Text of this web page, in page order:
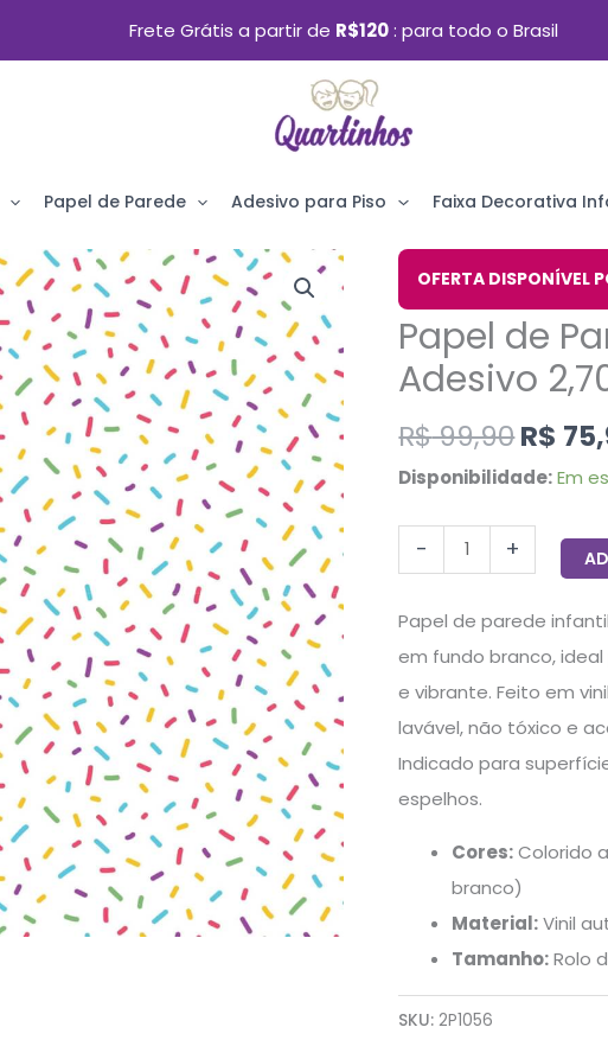
Frete Grátis a partir de R$120 para todo o Brasil
Papel de Parede Adesivo para Piso Faixa Decorativa
OFERTA DISPONÍVEL
Papel de
Adesivo
R$99,90
O
preço
era:
R$
R$
Disponibilidade: Em
-
Papel
de
Parede
Confete
Adesivo
2,70x0,57m
+
Papel de parede
em fundo branco,
e vibrante. Feito em
lavável, não tóxico e
Indicado para
espelhos.
Cores:Colorido
branco)
Material:Vinil
Tamanho:Rolo
SKU:2P1056